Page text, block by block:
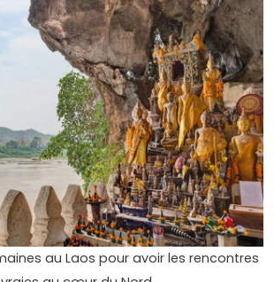
au Laos pour avoir les rencontres